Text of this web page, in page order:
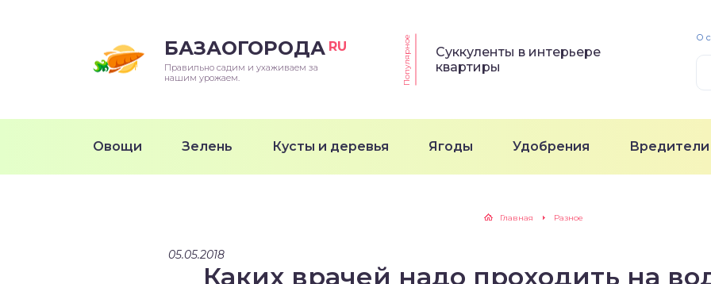
БАЗАОГОРОДА RU
Правильно садим и ухаживаем за
нашим урожаем.
Популярное
Суккуленты в интерьере
квартиры
Овощи Зелень Кусты и деревья Ягоды Удобрения Вредители
О
Главная Разное
05.05.2018
Каких врачей надо проходить на